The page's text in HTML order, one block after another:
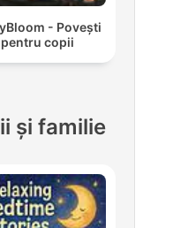
- Povești
pentru copii
și familie